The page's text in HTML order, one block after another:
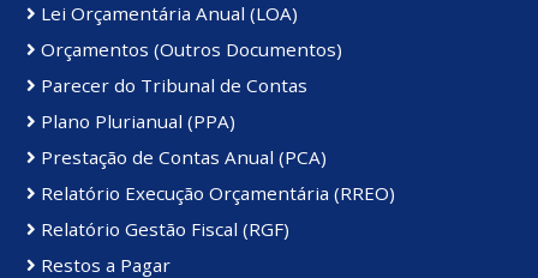
Lei Orçamentária Anual (LOA)
Orçamentos (Outros Documentos)
Parecer do Tribunal de Contas
Plano Plurianual (PPA)
Prestação de Contas Anual (PCA)
Relatório Execução Orçamentária (RREO)
Relatório Gestão Fiscal (RGF)
Restos a Pagar